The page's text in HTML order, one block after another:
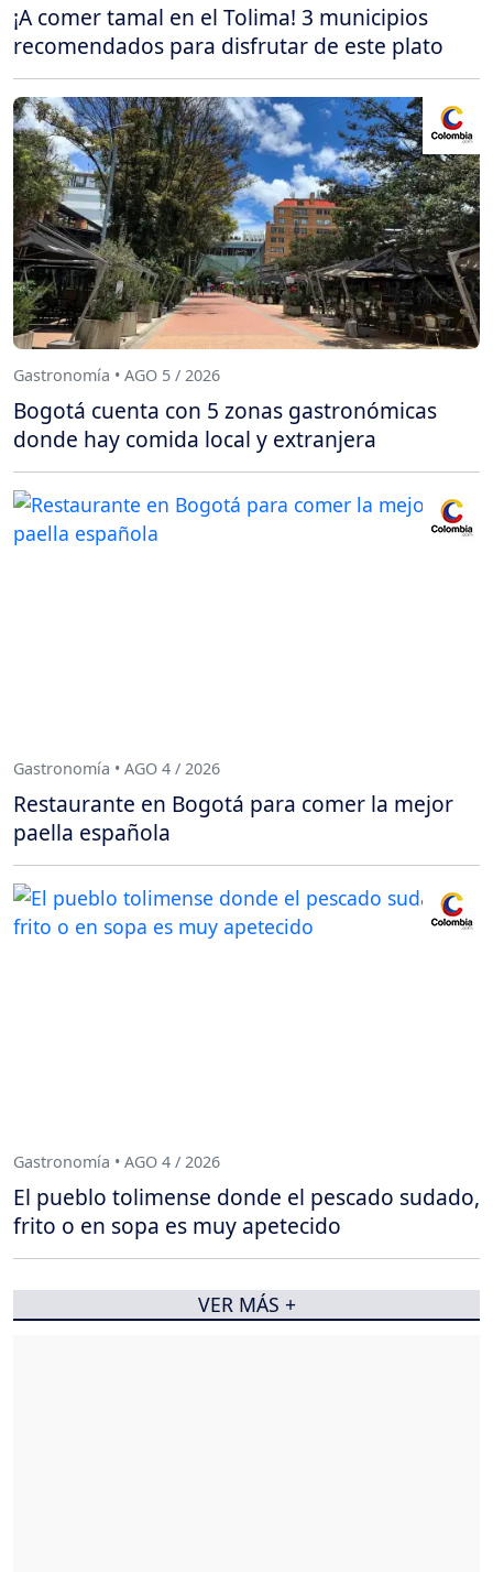
¡A comer tamal en el Tolima! 3 municipios
recomendados para disfrutar de este plato
Gastronomía • AGO 5 / 2026
Bogotá cuenta con 5 zonas gastronómicas
donde hay comida local y extranjera
Gastronomía • AGO 4 / 2026
Restaurante en Bogotá para comer la mejor
paella española
Gastronomía • AGO 4 / 2026
El pueblo tolimense donde el pescado sudado,
frito o en sopa es muy apetecido
VER MÁS +